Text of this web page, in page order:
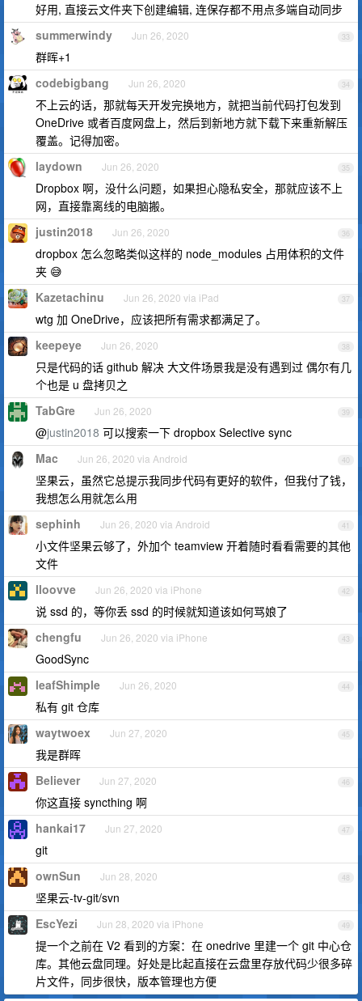
好用, 直接云文件夹下创建编辑, 连保存都不用点多端自动同步
33
summerwindy Jun 26, 2020
群晖+1
34
codebigbang Jun 26, 2020
不上云的话，那就每天开发完换地方，就把当前代码打包发到
OneDrive 或者百度网盘上，然后到新地方就下载下来重新解压
覆盖。记得加密。
35
laydown Jun 26, 2020
Dropbox 啊，没什么问题，如果担心隐私安全，那就应该不上
网，直接靠离线的电脑搬。
36
justin2018 Jun 26, 2020
dropbox 怎么忽略类似这样的 node_modules 占用体积的文件
夹 😅
37
Kazetachinu Jun 26, 2020 via iPad
wtg 加 OneDrive，应该把所有需求都满足了。
38
keepeye Jun 26, 2020
只是代码的话 github 解决 大文件场景我是没有遇到过 偶尔有几
个也是 u 盘拷贝之
39
TabGre Jun 26, 2020
@justin2018 可以搜索一下 dropbox Selective sync
40
Mac Jun 26, 2020 via Android
坚果云，虽然它总提示我同步代码有更好的软件，但我付了钱，
我想怎么用就怎么用
41
sephinh Jun 26, 2020 via Android
小文件坚果云够了，外加个 teamview 开着随时看看需要的其他
文件
42
lloovve Jun 26, 2020 via iPhone
说 ssd 的，等你丢 ssd 的时候就知道该如何骂娘了
43
chengfu Jun 26, 2020 via iPhone
GoodSync
44
leafShimple Jun 26, 2020
私有 git 仓库
45
waytwoex Jun 27, 2020
我是群晖
46
Believer Jun 27, 2020
你这直接 syncthing 啊
47
hankai17 Jun 27, 2020
git
48
ownSun Jun 28, 2020
坚果云-tv-git/svn
49
EscYezi Jun 28, 2020 via iPhone
提一个之前在 V2 看到的方案：在 onedrive 里建一个 git 中心仓
库。其他云盘同理。好处是比起直接在云盘里存放代码少很多碎
片文件，同步很快，版本管理也方便